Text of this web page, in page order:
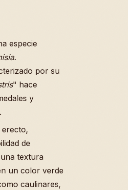
especie
.
por su
" hace
y
de
textura
un color verde
caulinares,